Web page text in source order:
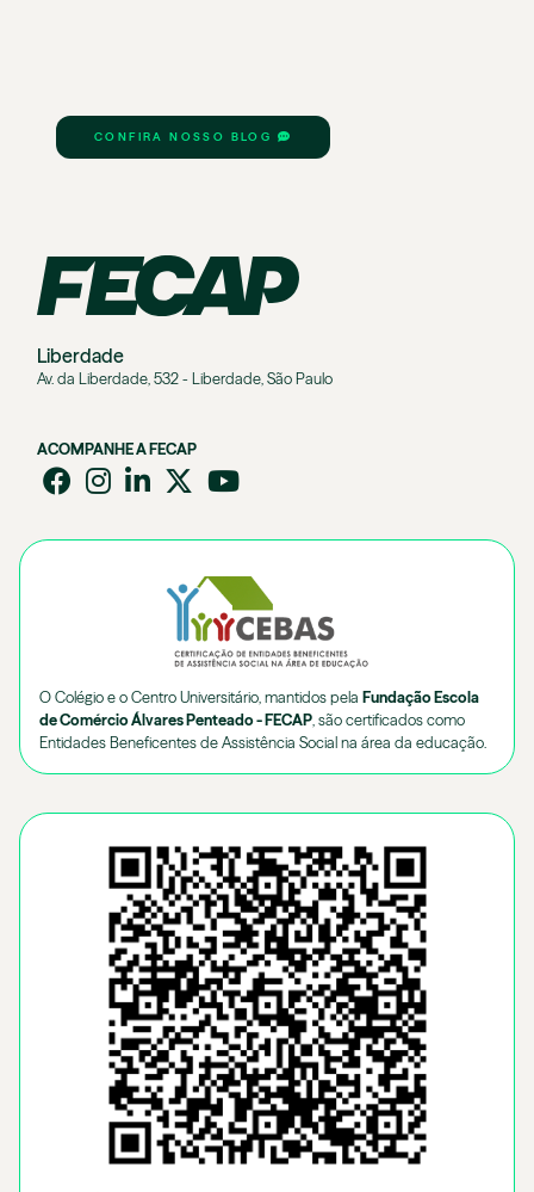
CONFIRA NOSSO BLOG
Liberdade
Av. da Liberdade, 532 - Liberdade, São Paulo
ACOMPANHE A FECAP
O Colégio e o Centro Universitário, mantidos pela Fundação Escola
de Comércio Álvares Penteado - FECAP , são certificados como
Entidades Beneficentes de Assistência Social na área da educação.